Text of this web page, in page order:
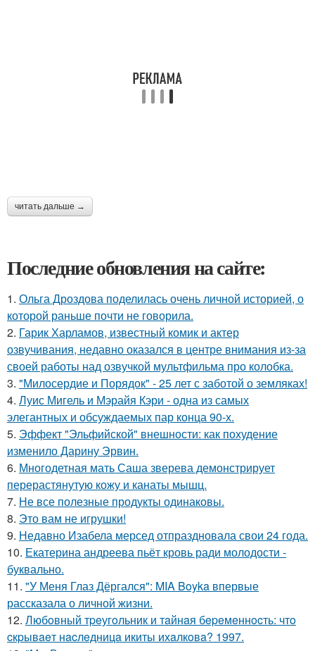
читать дальше →
Последние обновления на сайте:
1. Ольга Дроздова поделилась очень личной историей, о
которой раньше почти не говорила.
2. Гарик Харламов, известный комик и актер
озвучивания, недавно оказался в центре внимания из-за
своей работы над озвучкой мультфильма про колобка.
3. "Милосердие и Порядок" - 25 лет с заботой о земляках!
4. Луис Мигель и Мэрайя Кэри - одна из самых
элегантных и обсуждаемых пар конца 90-х.
5. Эффект "Эльфийской" внешности: как похудение
изменило Дарину Эрвин.
6. Многодетная мать Саша зверева демонстрирует
перерастянутую кожу и канаты мышц.
7. Не все полезные продукты одинаковы.
8. Это вам не игрушки!
9. Недавно Изабела мерсед отпраздновала свои 24 года.
10. Екатерина андреева пьёт кровь ради молодости -
буквально.
11. "У Меня Глаз Дёргался": MIA Boyka впервые
рассказала о личной жизни.
12. Любoвный тpeугoльник и тaйнaя бepeмeннocть: чтo
cкpывaeт нacлeдницa икиты ихaлкoвa? 1997.